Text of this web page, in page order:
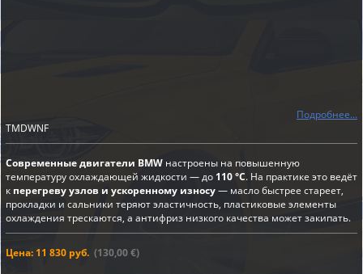
Подробнее...
TMDWNF
Современные двигатели BMW настроены на повышенную
температуру охлаждающей жидкости — до 110 °C. На практике это ведёт
к перегреву узлов и ускоренному износу— масло быстрее стареет,
прокладки и сальники теряют эластичность, пластиковые элементы
охлаждения трескаются, а антифриз низкого качества может закипать.
Цена: 11 830 руб. (130,00 €)